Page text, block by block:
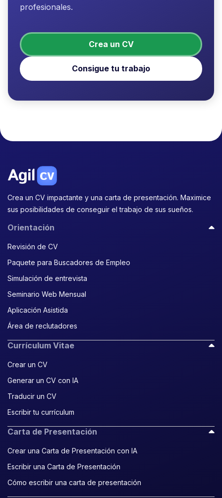
profesionales.
Crea un CV
Consigue tu trabajo
Crea un CV impactante y una carta de presentación. Maximice
sus posibilidades de conseguir el trabajo de sus sueños.
Orientación
Revisión de CV
Paquete para Buscadores de Empleo
Simulación de entrevista
Seminario Web Mensual
Aplicación Asistida
Área de reclutadores
Currículum Vitae
Crear un CV
Generar un CV con IA
Traducir un CV
Escribir tu currículum
Carta de Presentación
Crear una Carta de Presentación con IA
Escribir una Carta de Presentación
Cómo escribir una carta de presentación